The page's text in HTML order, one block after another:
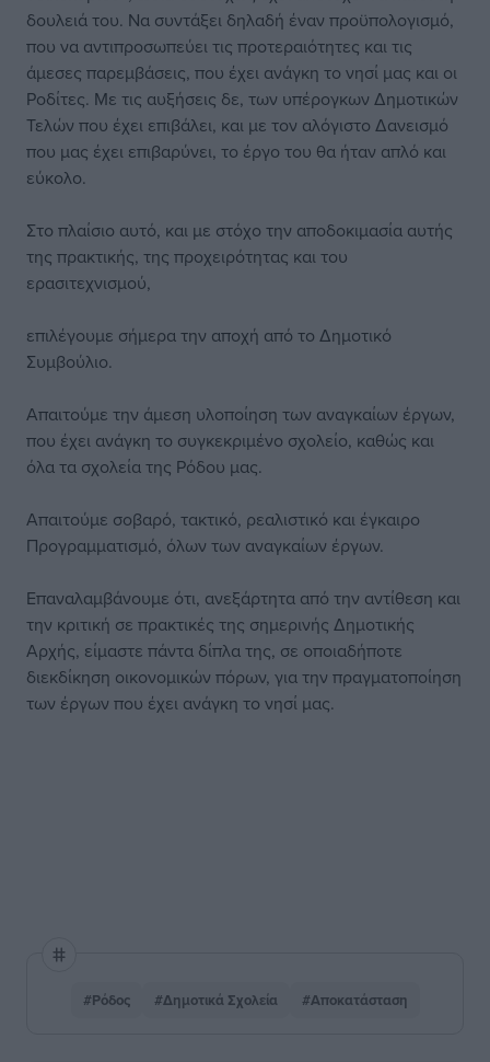
δουλειά του. Να συντάξει δηλαδή έναν προϋπολογισμό,
που να αντιπροσωπεύει τις προτεραιότητες και τις
άμεσες παρεμβάσεις, που έχει ανάγκη το νησί μας και οι
Ροδίτες. Με τις αυξήσεις δε, των υπέρογκων Δημοτικών
Τελών που έχει επιβάλει, και με τον αλόγιστο Δανεισμό
που μας έχει επιβαρύνει, το έργο του θα ήταν απλό και
εύκολο.
Στο πλαίσιο αυτό, και με στόχο την αποδοκιμασία αυτής
της πρακτικής, της προχειρότητας και του
ερασιτεχνισμού,
επιλέγουμε σήμερα την αποχή από το Δημοτικό
Συμβούλιο.
Απαιτούμε την άμεση υλοποίηση των αναγκαίων έργων,
που έχει ανάγκη το συγκεκριμένο σχολείο, καθώς και
όλα τα σχολεία της Ρόδου μας.
Απαιτούμε σοβαρό, τακτικό, ρεαλιστικό και έγκαιρο
Προγραμματισμό, όλων των αναγκαίων έργων.
Επαναλαμβάνουμε ότι, ανεξάρτητα από την αντίθεση και
την κριτική σε πρακτικές της σημερινής Δημοτικής
Αρχής, είμαστε πάντα δίπλα της, σε οποιαδήποτε
διεκδίκηση οικονομικών πόρων, για την πραγματοποίηση
των έργων που έχει ανάγκη το νησί μας.
#Ρόδος #Δημοτικά Σχολεία #Αποκατάσταση